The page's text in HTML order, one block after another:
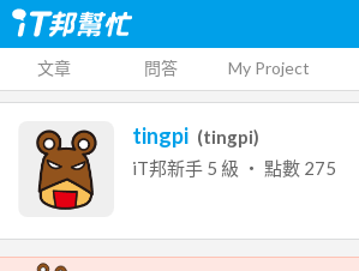
文章 問答 My Project
tingpi (tingpi)
iT邦新手 5 級 ‧ 點數 275